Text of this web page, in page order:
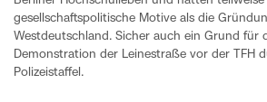
gesellschaftspolitische Motive als die
Westdeutschland. Sicher auch ein Grund für
Demonstration der Leinestraße vor der TFH
Polizeistaffel.